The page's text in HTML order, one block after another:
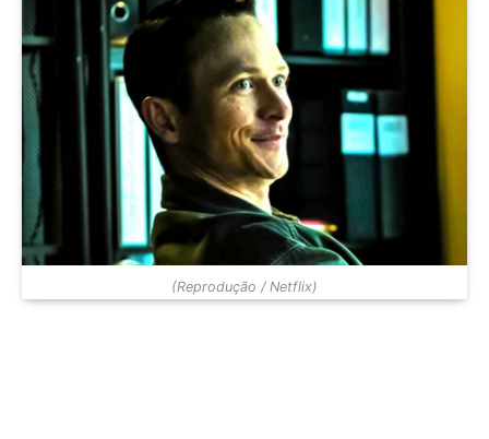
(Reprodução / Netflix)